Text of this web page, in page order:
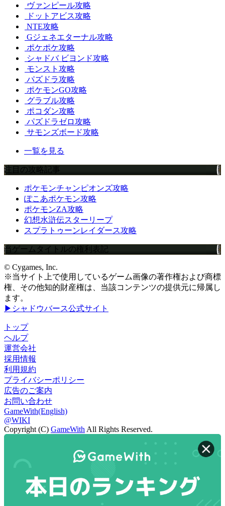
ヴァンピール攻略
ドットアビス攻略
NTE攻略
Gジェネエターナル攻略
ポケポケ攻略
シャドバ ビヨンド攻略
モンスト攻略
パズドラ攻略
ポケモンGO攻略
グラブル攻略
ポコダン攻略
パズドラゼロ攻略
サモンズボード攻略
一覧を見る
注目の攻略記事
ポケモンチャンピオンズ攻略
ぽこあポケモン攻略
ポケモンZA攻略
幻想水滸伝スターリープ
スプラトゥーンレイダース攻略
当ゲームタイトルの権利表記
© Cygames, Inc.
※当サイト上で使用しているゲーム画像の著作権および商標
権、その他知的財産権は、当該コンテンツの提供元に帰属し
ます。
▶シャドウバース公式サイト
トップ
ヘルプ
運営会社
採用情報
利用規約
プライバシーポリシー
広告のご案内
お問い合わせ
GameWith(English)
@WIKI
Copyright (C) GameWith All Rights Reserved.